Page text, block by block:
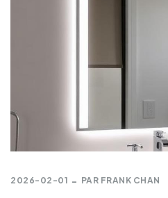
2026-02-01 PAR FRANK CHAN